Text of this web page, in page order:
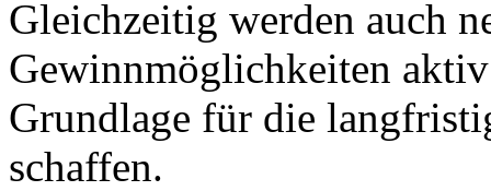
Gleichzeitig werden auch
Gewinnmöglichkeiten
Grundlage für die
schaffen.